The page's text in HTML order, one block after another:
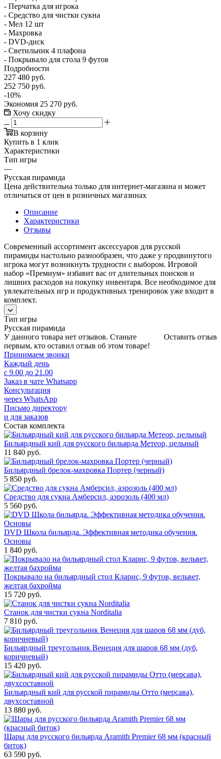
- Перчатка для игрока
- Средство для чистки сукна
- Мел 12 шт
- Махровка
- DVD-диск
- Светильник 4 плафона
- Покрывало для стола 9 футов
Подробности
227 480 руб.
252 750 руб.
-10%
Экономия 25 270 руб.
Хочу скидку
В корзину
Купить в 1 клик
Характеристики
Тип игры
—
Русская пирамида
Цена действительна только для интернет-магазина и может
отличаться от цен в розничных магазинах
Описание
Характеристики
Отзывы
Современный ассортимент аксессуаров для русской
пирамиды настольно разнообразен, что даже у продвинутого
игрока могут возникнуть трудности с выбором. Игровой
набор «Премиум» избавит вас от длительных поисков и
лишних расходов на покупку инвентаря. Все необходимое для
увлекательных игр и продуктивных тренировок уже входит в
комплект.
Тип игры
Русская пирамида
Оставить отзыв
У данного товара нет отзывов. Станьте
первым, кто оставил отзыв об этом товаре!
Принимаем звонки
Каждый день
с 9.00 до 21.00
Заказ в чате Whatsapp
Консультация
через WhatsApp
Письмо директору
и для заказов
Состав комплекта
Бильярдный кий для русского бильярда Метеор, цельный
11 840 руб.
Бильярдный брелок-махровка Портер (черный)
5 850 руб.
Средство для сукна Амберсил, аэрозоль (400 мл)
5 560 руб.
DVD Школа бильярда. Эффективная методика обучения.
Основы
1 840 руб.
Покрывало на бильярдный стол Кларис, 9 футов, вельвет,
желтая бахройма
15 720 руб.
Станок для чистки сукна Norditalia
7 810 руб.
Бильярдный треугольник Венеция для шаров 68 мм (дуб,
коричневый)
15 420 руб.
Бильярдный кий для русской пирамиды Отто (мерсава),
двухсоставной
13 880 руб.
Шары для русского бильярда Aramith Premier 68 мм (красный
биток)
63 590 руб.